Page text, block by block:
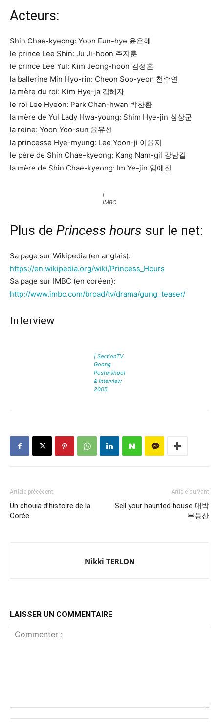
Acteurs:
Shin Chae-kyeong: Yoon Eun-hye 윤은혜
le prince Lee Shin: Ju Ji-hoon 주지훈
le prince Lee Yul: Kim Jeong-hoon 김정훈
la ballerine Min Hyo-rin: Cheon Soo-yeon 천수연
la mère du roi: Kim Hye-ja 김혜자
le roi Lee Hyeon: Park Chan-hwan 박찬환
la mère de Yul Lady Hwa-young: Shim Hye-jin 심상군
la reine: Yoon Yoo-sun 윤유선
la princesse Hye-myung: Lee Yoon-ji 이윤지
le père de Shin Chae-kyeong: Kang Nam-gil 강남길
la mère de Shin Chae-kyeong: Im Ye-jin 임예진
|
IMBC
Plus de Princess hours sur le net:
Sa page sur Wikipedia (en anglais):
https://en.wikipedia.org/wiki/Princess_Hours
Sa page sur IMBC (en coréen):
http://www.imbc.com/broad/tv/drama/gung_teaser/
Interview
| SectionTV
Goong
Postershoot
& Interview
2005
Article précédent
Un chouia d’histoire de la
Corée
Article suivant
Sell your haunted house 대박
부동산
Nikki TERLON
LAISSER UN COMMENTAIRE